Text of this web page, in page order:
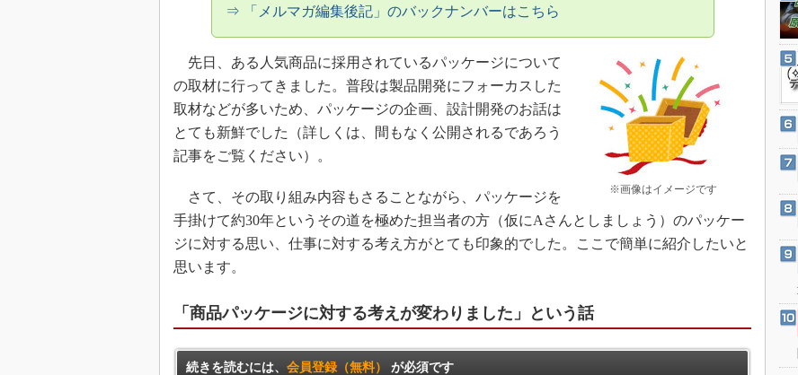
S＆OP
インダストリー4.0
イノベーション
製造業ビッグデータ
メイドインジャパン
海外生産
グローバル設計・開発
⇒ 「メルマガ編集後記」のバックナンバーはこちら
※画像はイメージです
先日、ある人気商品に採用されているパッケージについて
の取材に行ってきました。普段は製品開発にフォーカスした
取材などが多いため、パッケージの企画、設計開発のお話は
とても新鮮でした（詳しくは、間もなく公開されるであろう
記事をご覧ください）。
さて、その取り組み内容もさることながら、パッケージを
手掛けて約30年というその道を極めた担当者の方（仮にAさんとしましょう）のパッケー
ジに対する思い、仕事に対する考え方がとても印象的でした。ここで簡単に紹介したいと
思います。
「商品パッケージに対する考えが変わりました」という話
続きを読むには、 会員登録（無料） が必須です